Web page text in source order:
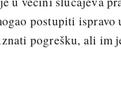
postupiti
pogrešku, ali im